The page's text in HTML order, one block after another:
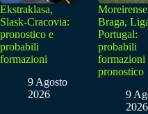
Ekstraklasa,
Slask-Cracovia:
pronostico e
probabili
formazioni
9 Agosto
2026
Moreirense
Braga,
Portugal:
probabili
formazioni
pronostico
9
2026